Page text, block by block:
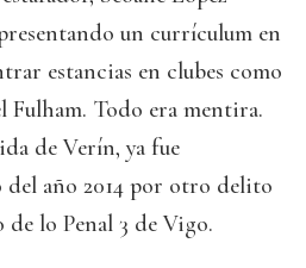
un currículum en
estancias en clubes como
Fulham. Todo era mentira.
de Verín, ya fue
año 2014 por otro delito
de lo Penal 3 de Vigo.